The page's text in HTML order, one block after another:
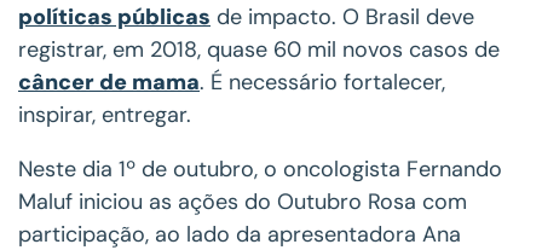
políticas públicas de impacto. O Brasil deve
registrar, em 2018, quase 60 mil novos casos de
câncer de mama. É necessário fortalecer,
inspirar, entregar.
Neste dia 1º de outubro, o oncologista Fernando
Maluf iniciou as ações do Outubro Rosa com
participação, ao lado da apresentadora Ana